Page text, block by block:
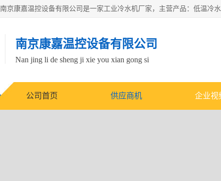
南京康嘉温控设备有限公司
Nan jing li de sheng ji xie you xian gong si
公司首页 供应商机 企业视